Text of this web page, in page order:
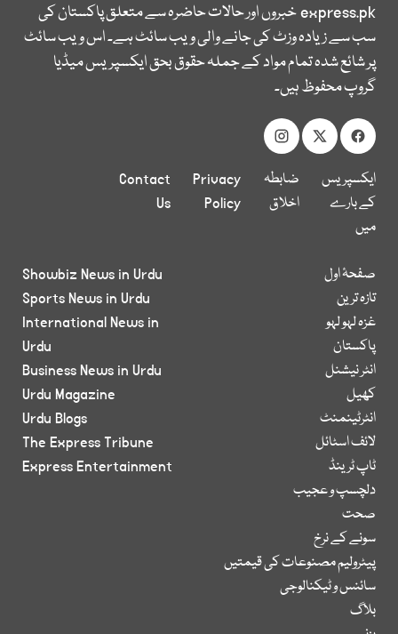
express.pkخبروں اور حالات حاضرہ سے متعلق پاکستان کی
سب سے زیادہ وزٹ کی جانے والی ویب سائٹ ہے۔ اس ویب سائٹ
پر شائع شدہ تمام مواد کے جملہ حقوق بحق ایکسپریس میڈیا
گروپ محفوظ ہیں۔
ایکسپریس
کے بارے
میں
ضابطہ
اخلاق
Privacy
Policy
Contact
Us
صفحۂ اول
تازہ ترین
غزہ لہو لہو
پاکستان
انٹر نیشنل
کھیل
انٹرٹینمنٹ
لائف اسٹائل
ٹاپ ٹرینڈ
دلچسپ و عجیب
صحت
سونے کے نرخ
پیٹرولیم مصنوعات کی قیمتیں
سائنس و ٹیکنالوجی
بلاگ
Showbiz News in Urdu
Sports News in Urdu
International News in
Urdu
Business News in Urdu
Urdu Magazine
Urdu Blogs
The Express Tribune
Express Entertainment